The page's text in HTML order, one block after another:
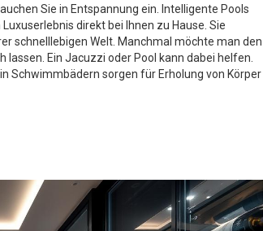
Sie in Entspannung ein. Intelligente Pools
direkt bei Ihnen zu Hause. Sie
schnelllebigen Welt. Manchmal möchte man den
lassen. Ein Jacuzzi oder Pool kann dabei helfen.
Schwimmbädern sorgen für Erholung von Körper